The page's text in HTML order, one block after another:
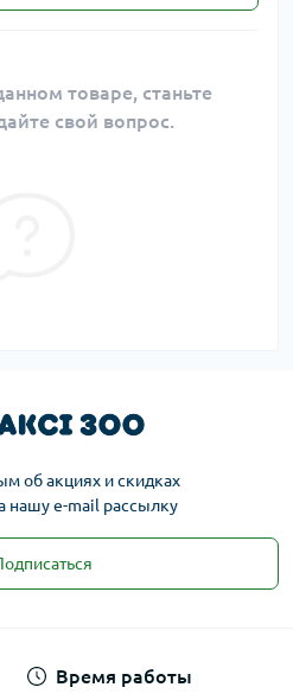
товаре, станьте
свой вопрос.
об акциях и скидках
нашу e-mail рассылку
Время работы